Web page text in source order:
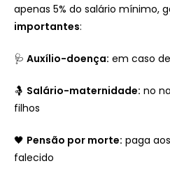
apenas 5% do salário mínimo,
importantes:
🩺 Auxílio-doença: em caso
🤱 Salário-maternidade: no
filhos
🖤 Pensão por morte: paga
falecido